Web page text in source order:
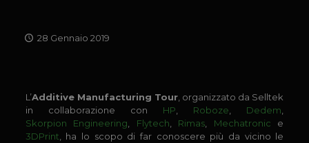
Contatti
Newsletter
28 Gennaio 2019
L’Additive Manufacturing Tour, organizzato da Selltek
in collaborazione con HP Roboze Dedem
Skorpion Engineering
Flytech Rimas Mechatronic e
3DPrint , ha lo scopo di far conoscere più da vicino le